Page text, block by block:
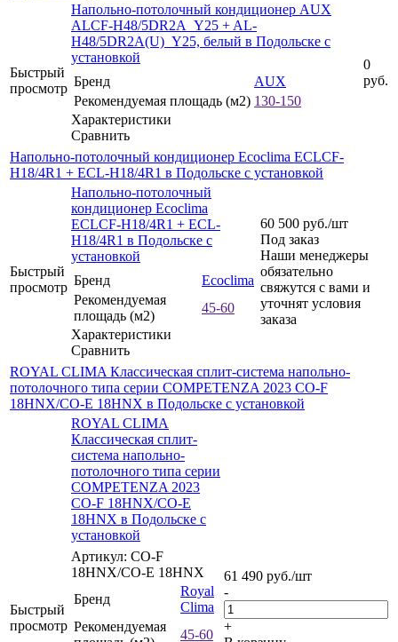
Быстрый
просмотр
Напольно-потолочный кондиционер AUX
ALCF-H48/5DR2A_Y25 + AL-
H48/5DR2A(U)_Y25, белый в Подольске с
установкой
Бренд
AUX
Рекомендуемая площадь (м2) 130-150
Характеристики
Сравнить
0
руб.
Напольно-потолочный кондиционер Ecoclima ECLCF-
H18/4R1 + ECL-H18/4R1 в Подольске с установкой
Быстрый
просмотр
Напольно-потолочный
кондиционер Ecoclima
ECLCF-H18/4R1 + ECL-
H18/4R1 в Подольске с
установкой
Бренд
Ecoclima
Рекомендуемая
площадь (м2)
45-60
Характеристики
Сравнить
60 500 руб./шт
Под заказ
Наши менеджеры
обязательно
свяжутся с вами и
уточнят условия
заказа
ROYAL CLIMA Классическая сплит-система напольно-
потолочного типа серии COMPETENZA 2023 CO-F
18HNX/CO-E 18HNX в Подольске с установкой
Быстрый
просмотр
ROYAL CLIMA
Классическая сплит-
система напольно-
потолочного типа серии
COMPETENZA 2023
CO-F 18HNX/CO-E
18HNX в Подольске с
установкой
Артикул: CO-F
18HNX/CO-E 18HNX
Бренд
Royal
Clima
Рекомендуемая
45-60
61 490 руб./шт
-
+